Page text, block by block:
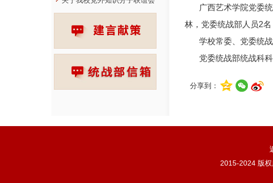
广西艺术学院党委
林，党委统战部人员2名
学校常委、党委统
党委统战部统战科
分享到：
会员…
2015-2024版权